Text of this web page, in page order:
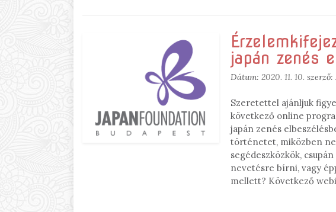
japán zenés
Dátum:2020. 11. 10. szerző:
Szeretettel ajánljuk
következő online
japán zenés
történetet, miközben
segédeszközkök,
nevetésre bírni, vagy
mellett? Következő